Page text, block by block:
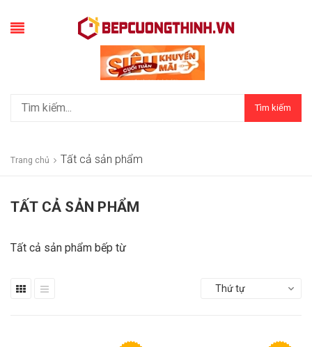
Tìm kiếm
Trang chủ Tất cả sản phẩm
TẤT CẢ SẢN PHẨM
Tất cả sản phẩm bếp từ
Thứ tự